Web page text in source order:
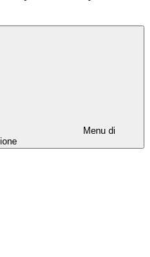
Menu di